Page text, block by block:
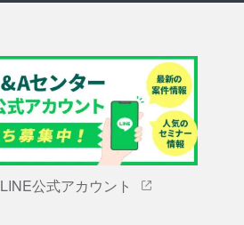
LINE公式アカウント